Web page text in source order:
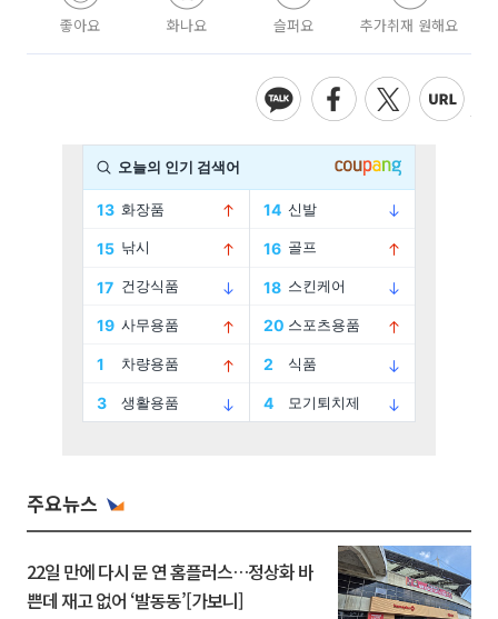
좋아요 화나요 슬퍼요 추가취재 원해요
주요뉴스
22일 만에 다시 문 연 홈플러스…정상화 바
쁜데 재고 없어 ‘발동동’[가보니]